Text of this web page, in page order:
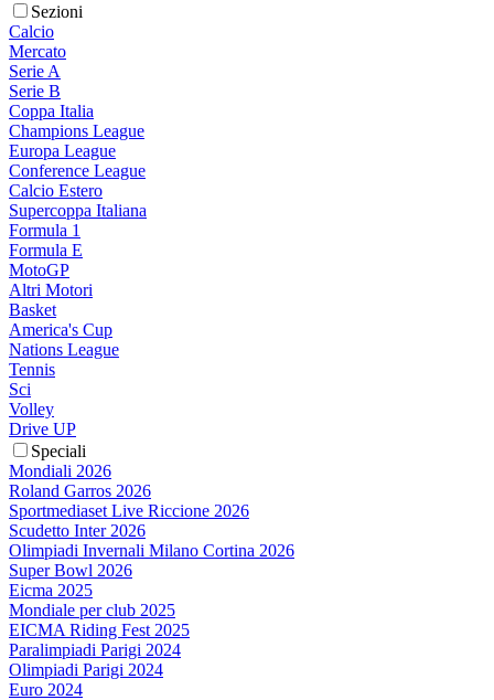
Sezioni
Calcio
Mercato
Serie A
Serie B
Coppa Italia
Champions League
Europa League
Conference League
Calcio Estero
Supercoppa Italiana
Formula 1
Formula E
MotoGP
Altri Motori
Basket
America's Cup
Nations League
Tennis
Sci
Volley
Drive UP
Speciali
Mondiali 2026
Roland Garros 2026
Sportmediaset Live Riccione 2026
Scudetto Inter 2026
Olimpiadi Invernali Milano Cortina 2026
Super Bowl 2026
Eicma 2025
Mondiale per club 2025
EICMA Riding Fest 2025
Paralimpiadi Parigi 2024
Olimpiadi Parigi 2024
Euro 2024